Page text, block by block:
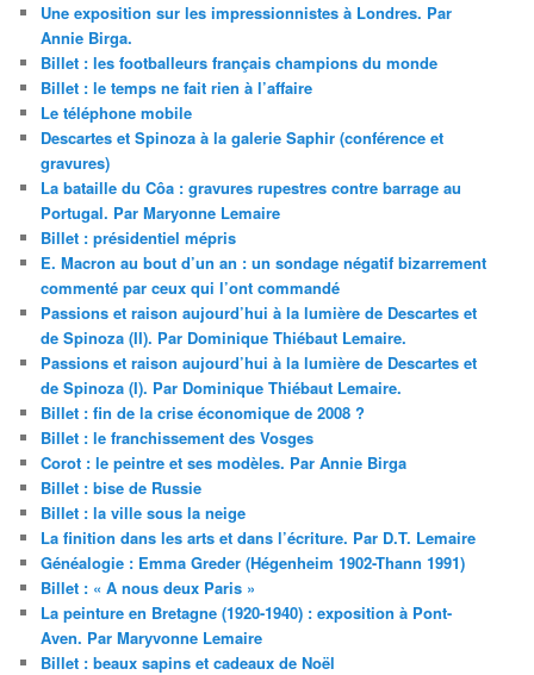
Une exposition sur les impressionnistes à Londres. Par
Annie Birga.
Billet : les footballeurs français champions du monde
Billet : le temps ne fait rien à l’affaire
Le téléphone mobile
Descartes et Spinoza à la galerie Saphir (conférence et
gravures)
La bataille du Côa : gravures rupestres contre barrage au
Portugal. Par Maryonne Lemaire
Billet : présidentiel mépris
E. Macron au bout d’un an : un sondage négatif bizarrement
commenté par ceux qui l’ont commandé
Passions et raison aujourd’hui à la lumière de Descartes et
de Spinoza (II). Par Dominique Thiébaut Lemaire.
Passions et raison aujourd’hui à la lumière de Descartes et
de Spinoza (I). Par Dominique Thiébaut Lemaire.
Billet : fin de la crise économique de 2008 ?
Billet : le franchissement des Vosges
Corot : le peintre et ses modèles. Par Annie Birga
Billet : bise de Russie
Billet : la ville sous la neige
La finition dans les arts et dans l’écriture. Par D.T. Lemaire
Généalogie : Emma Greder (Hégenheim 1902-Thann 1991)
Billet : « A nous deux Paris »
La peinture en Bretagne (1920-1940) : exposition à Pont-
Aven. Par Maryvonne Lemaire
Billet : beaux sapins et cadeaux de Noël